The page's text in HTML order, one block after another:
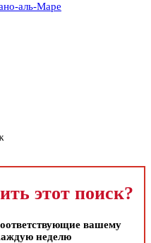
аль-Маре
этот поиск?
вашему
неделю